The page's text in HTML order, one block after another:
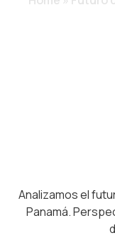
Analizamos el
Panamá.